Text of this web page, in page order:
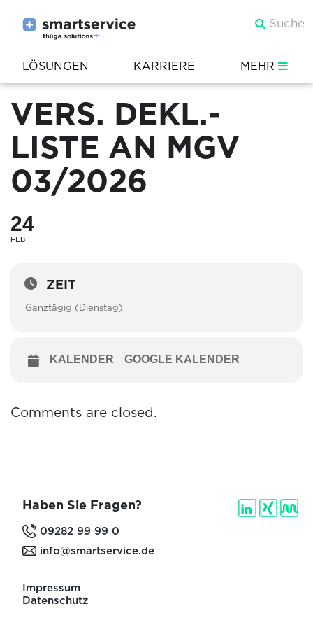
LÖSUNGEN KARRIERE MEHR
VERS. DEKL.-
LISTE AN MGV
03/2026
24
FEB
ZEIT
Ganztägig (Dienstag)
KALENDER GOOGLE KALENDER
Comments are closed.
Haben Sie Fragen?
09282 99 99 0
info@smartservice.de
Impressum
Datenschutz